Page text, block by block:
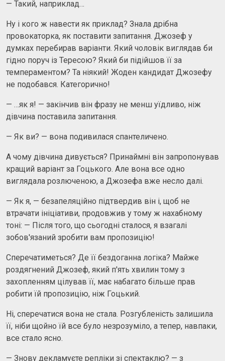
— Такий, наприклад…
Ну і кого ж навести як приклад? Знала дрібна
провокаторка, як поставити запитання. Джозеф у
думках перебирав варіанти. Який чоловік виглядав би
гідно поруч із Тересою? Який би підійшов її за
темпераментом? Та ніякий! Жоден кандидат Джозефу
не подобався. Категорично!
— …як я! — закінчив він фразу не менш уїдливо, ніж
дівчина поставила запитання.
— Як ви? — вона подивилася спантеличено.
А чому дівчина дивується? Принаймні він запропонував
кращий варіант за Гоцького. Але вона все одно
виглядала розлюченою, а Джозефа вже несло далі.
— Як я, — безапеляційно підтвердив він і, щоб не
втрачати ініціативи, продовжив у тому ж нахабному
тоні: — Після того, що сьогодні сталося, я взагалі
зобов'язаний зробити вам пропозицію!
Сперечатиметься? Де її бездоганна логіка? Майже
роздягнений Джозеф, який п'ять хвилин тому з
захопленням цілував її, має набагато більше прав
робити їй пропозицію, ніж Гоцький.
Ні, сперечатися вона не стала. Розгубленість залишила
її, ніби щойно їй все було незрозуміло, а тепер, навпаки,
все стало ясно.
— Знову декламуєте репліки зі спектаклю? — з